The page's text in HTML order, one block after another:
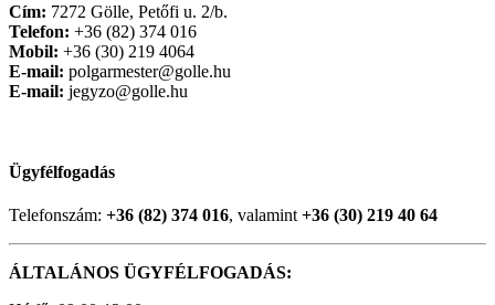
Cím: 7272 Gölle, Petőfi u. 2/b.
Telefon: +36 (82) 374 016
Mobil: +36 (30) 219 4064
E-mail: polgarmester@golle.hu
E-mail: jegyzo@golle.hu
Ügyfélfogadás
Telefonszám: +36 (82) 374 016, valamint +36 (30) 219 40 64
ÁLTALÁNOS ÜGYFÉLFOGADÁS: